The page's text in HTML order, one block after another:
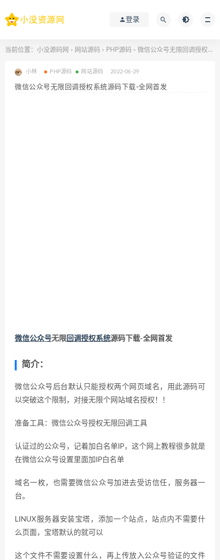
登录
当前位置： 小没源码网 > 网站源码 > PHP源码 > 微信公众号无限回调授权系统源码下载-全网首发
小林 PHP源码 网站源码 2022-06-29
微信公众号无限回调授权系统源码下载-全网首发
微信公众号无限 回调授权系统源码下载-全网首发
简介：
微信公众号后台默认只能授权两个网页域名，用此源码可
以突破这个限制，对接无限个网站域名授权！！
准备工具：微信公众号授权无限回调工具
认证过的公众号，记着加白名单IP，这个网上教程很多就是
在微信公众号设置里面加IP白名单
域名一枚，也需要微信公众号加进去受访信任，服务器一
台。
LINUX服务器安装宝塔，添加一个站点，站点内不需要什
么页面，宝塔默认的就可以
这个文件不需要设置什么，再上传放入公众号验证的文件